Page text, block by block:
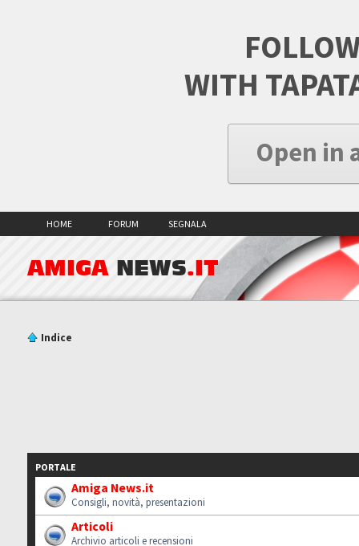
WITH
Open in
HOME FORUM SEGNALA
AMIGA NEWS.IT
Indice
PORTALE
Amiga News.it
Consigli, novità, presentazioni
Articoli
Archivio articoli e recensioni